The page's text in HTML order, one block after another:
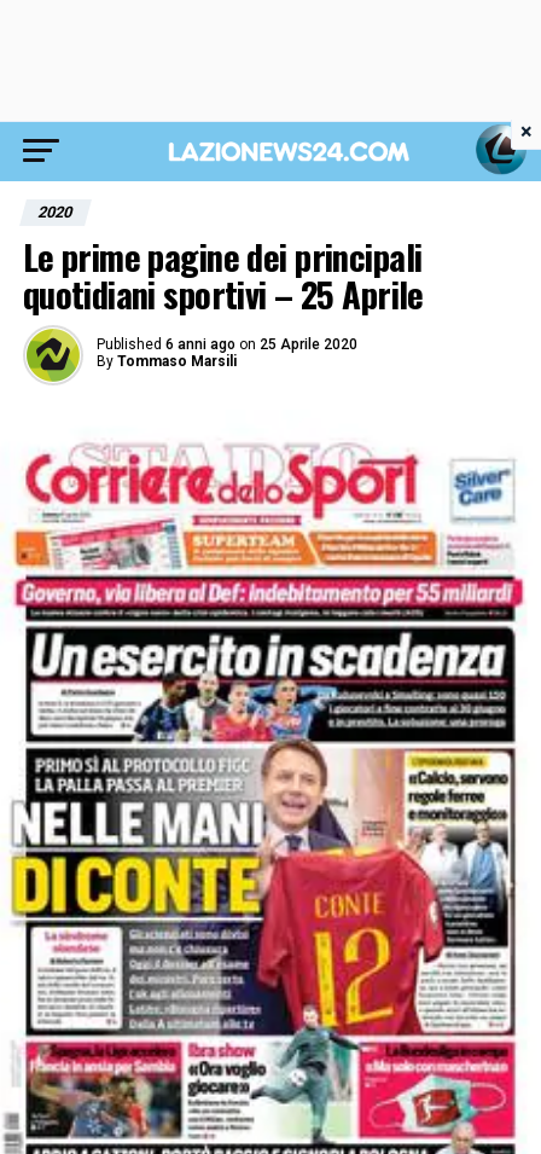
2020
Le prime pagine dei principali
quotidiani sportivi – 25 Aprile
Published 6 anni ago on 25 Aprile 2020
By Tommaso Marsili
×